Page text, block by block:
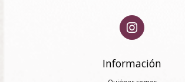
Información